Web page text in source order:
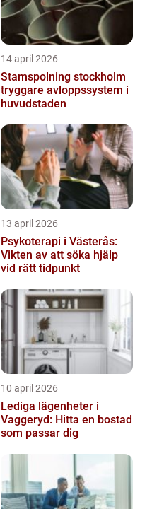
14 april 2026
Stamspolning stockholm
tryggare avloppssystem i
huvudstaden
13 april 2026
Psykoterapi i Västerås:
Vikten av att söka hjälp
vid rätt tidpunkt
10 april 2026
Lediga lägenheter i
Vaggeryd: Hitta en bostad
som passar dig